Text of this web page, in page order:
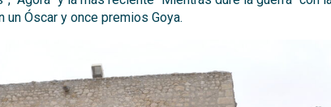
un Óscar y once premios Goya.